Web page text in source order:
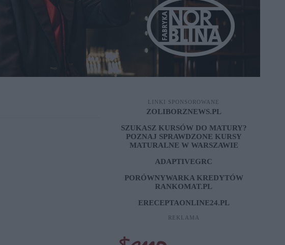
LINKI SPONSOROWANE
ZOLIBORZNEWS.PL
SZUKASZ KURSÓW DO MATURY?
POZNAJ SPRAWDZONE KURSY
MATURALNE W WARSZAWIE
ADAPTIVEGRC
PORÓWNYWARKA KREDYTÓW
RANKOMAT.PL
ERECEPTAONLINE24.PL
REKLAMA